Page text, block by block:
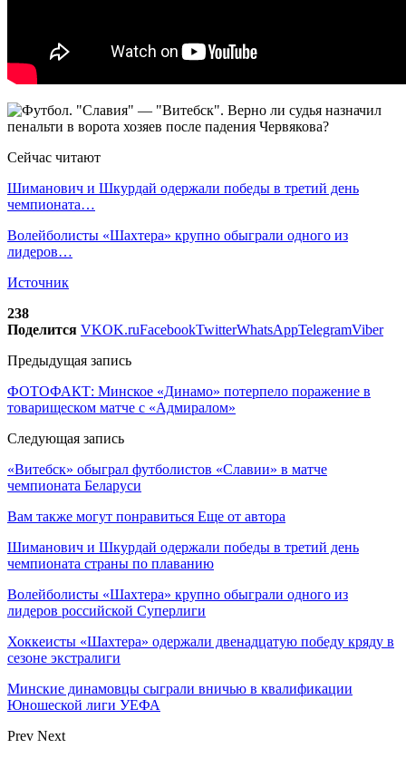
Сейчас читают
Шиманович и Шкурдай одержали победы в третий день
чемпионата…
Волейболисты «Шахтера» крупно обыграли одного из
лидеров…
Источник
238
Поделится VKOK.ruFacebookTwitterWhatsAppTelegramViber
Предыдущая запись
ФОТОФАКТ: Минское «Динамо» потерпело поражение в
товарищеском матче с «Адмиралом»
Следующая запись
«Витебск» обыграл футболистов «Славии» в матче
чемпионата Беларуси
Вам также могут понравиться Еще от автора
Шиманович и Шкурдай одержали победы в третий день
чемпионата страны по плаванию
Волейболисты «Шахтера» крупно обыграли одного из
лидеров российской Суперлиги
Хоккеисты «Шахтера» одержали двенадцатую победу кряду в
сезоне экстралиги
Минские динамовцы сыграли вничью в квалификации
Юношеской лиги УЕФА
Prev Next